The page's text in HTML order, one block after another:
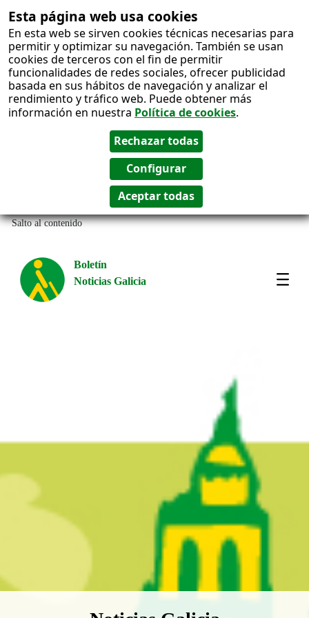
Esta página web usa cookies
En esta web se sirven cookies técnicas necesarias para
permitir y optimizar su navegación. También se usan
cookies de terceros con el fin de permitir
funcionalidades de redes sociales, ofrecer publicidad
basada en sus hábitos de navegación y analizar el
rendimiento y tráfico web. Puede obtener más
información en nuestra Política de cookies.
Salto al contenido
Boletín
Noticias Galicia